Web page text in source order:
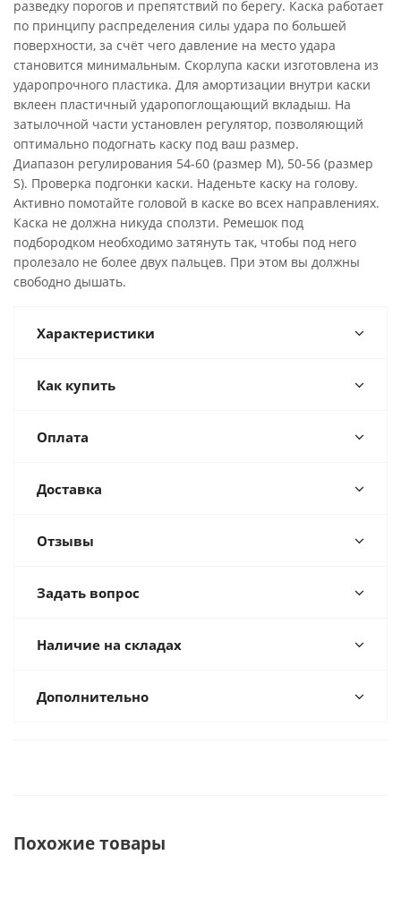
разведку порогов и препятствий по берегу. Каска работает
по принципу распределения силы удара по большей
поверхности, за счёт чего давление на место удара
становится минимальным. Скорлупа каски изготовлена из
ударопрочного пластика. Для амортизации внутри каски
вклеен пластичный ударопоглощающий вкладыш. На
затылочной части установлен регулятор, позволяющий
оптимально подогнать каску под ваш размер.
Диапазон регулирования 54-60 (размер М), 50-56 (размер
S). Проверка подгонки каски. Наденьте каску на голову.
Активно помотайте головой в каске во всех направлениях.
Каска не должна никуда сползти. Ремешок под
подбородком необходимо затянуть так, чтобы под него
пролезало не более двух пальцев. При этом вы должны
свободно дышать.
Характеристики
Как купить
Оплата
Доставка
Отзывы
Задать вопрос
Наличие на складах
Дополнительно
Похожие товары